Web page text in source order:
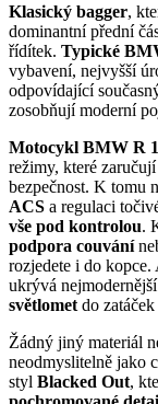
Klasický bagger,
dominantní přední
řídítek. Typické
vybavení, nejvyšší
odpovídající
zosobňují moderní
Motocykl BMW R
režimy, které
bezpečnost. K tomu
ACS a regulaci
vše pod kontrolou.
podpora couvání
rozjedete i do kopce.
ukrývá nejmodernější
světlomet do
Žádný jiný materiál
neodmyslitelně jako
styl Blacked Out,